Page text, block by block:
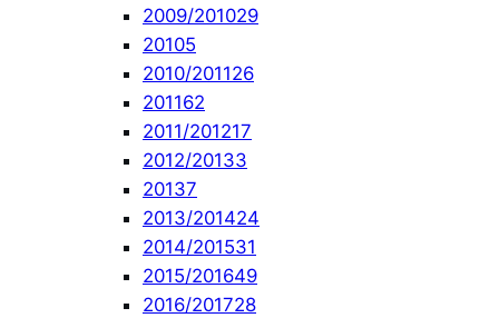
2009/201029
20105
2010/201126
201162
2011/201217
2012/20133
20137
2013/201424
2014/201531
2015/201649
2016/201728